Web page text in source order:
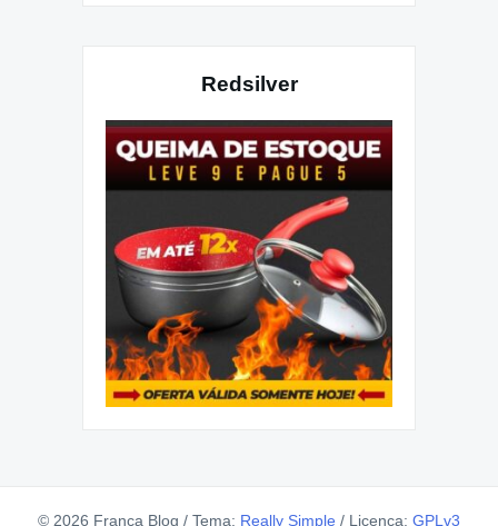
Redsilver
© 2026 Franca Blog / Tema: Really Simple / Licença: GPLv3